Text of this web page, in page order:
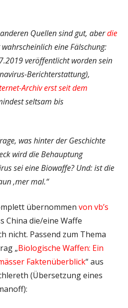
Quellen sind gut, aberdie
eine Fälschung:
veröffentlicht worden sein
Berichterstattung),
Archiv erst seit dem
seltsam bis
was hinter der Geschichte
wird die Behauptung
sei eine Biowaffe? Und: ist die
‚mer mal.“
übernommen von vb’s
China die/eine Waffe
nicht. Passend zum Thema
„Biologische Waffen: Ein
Faktenüberblick“ aus
(Übersetzung eines